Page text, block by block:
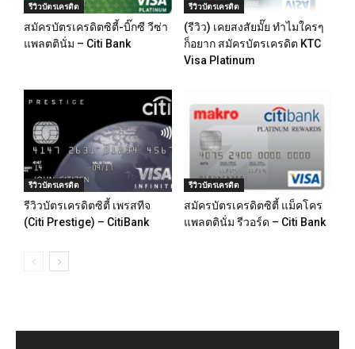
รีวิวบัตรเครดิต
สมัครบัตรเครดิตซิตี้-บิ๊กซี วีซ่า
แพลตตินั่ม – Citi Bank
รีวิวบัตรเครดิต
(รีวิว) เคยสงสัยมั๊ย ทำไมใครๆ
ก็อยาก สมัครบัตรเครดิต KTC
Visa Platinum
รีวิวบัตรเครดิต
รีวิวบัตรเครดิตซิตี้ เพรสทีจ
(Citi Prestige) – CitiBank
รีวิวบัตรเครดิต
สมัครบัตรเครดิตซิตี้ แม็คโคร
แพลตตินั่ม รีวอร์ด – Citi Bank